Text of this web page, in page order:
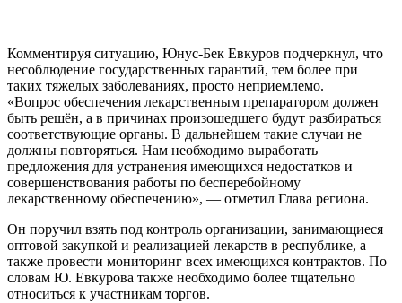
Комментируя ситуацию, Юнус-Бек Евкуров подчеркнул, что
несоблюдение государственных гарантий, тем более при
таких тяжелых заболеваниях, просто неприемлемо.
«Вопрос обеспечения лекарственным препаратором должен
быть решён, а в причинах произошедшего будут разбираться
соответствующие органы. В дальнейшем такие случаи не
должны повторяться. Нам необходимо выработать
предложения для устранения имеющихся недостатков и
совершенствования работы по бесперебойному
лекарственному обеспечению», — отметил Глава региона.
Он поручил взять под контроль организации, занимающиеся
оптовой закупкой и реализацией лекарств в республике, а
также провести мониторинг всех имеющихся контрактов. По
словам Ю. Евкурова также необходимо более тщательно
относиться к участникам торгов.